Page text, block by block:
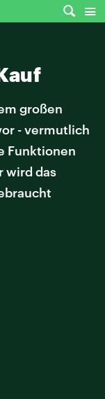
großen
- vermutlich
Funktionen
wird das